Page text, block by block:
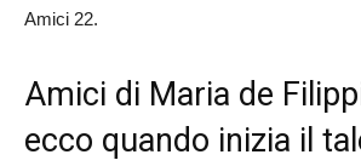
Amici 22.
Amici di Maria de
ecco quando inizia il